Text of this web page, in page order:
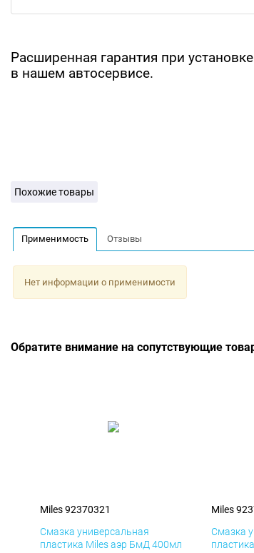
Расширенная гарантия при
в нашем автосервисе.
Похожие товары
Применимость Отзывы
Нет информации о применимости
Обратите внимание на сопутствующие
Miles 92370321
Смазка универсальная
пластика Miles аэр БмД 400мл
Miles
Смазка